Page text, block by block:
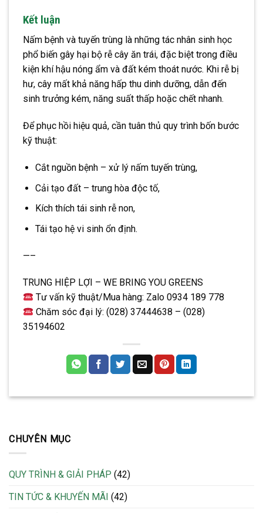
Kết luận
Nấm bệnh và tuyến trùng là những tác nhân sinh học
phổ biến gây hại bộ rễ cây ăn trái, đặc biệt trong điều
kiện khí hậu nóng ẩm và đất kém thoát nước. Khi rễ bị
hư, cây mất khả năng hấp thu dinh dưỡng, dẫn đến
sinh trưởng kém, năng suất thấp hoặc chết nhanh.
Để phục hồi hiệu quả, cần tuân thủ quy trình bốn bước
kỹ thuật:
Cắt nguồn bệnh – xử lý nấm tuyến trùng,
Cải tạo đất – trung hòa độc tố,
Kích thích tái sinh rễ non,
Tái tạo hệ vi sinh ổn định.
—–
TRUNG HIỆP LỢI – WE BRING YOU GREENS
Tư vấn kỹ thuật/Mua hàng: Zalo 0934 189 778
Chăm sóc đại lý: (028) 37444638 – (028)
35194602
CHUYÊN MỤC
QUY TRÌNH & GIẢI PHÁP (42)
TIN TỨC & KHUYẾN MÃI (42)